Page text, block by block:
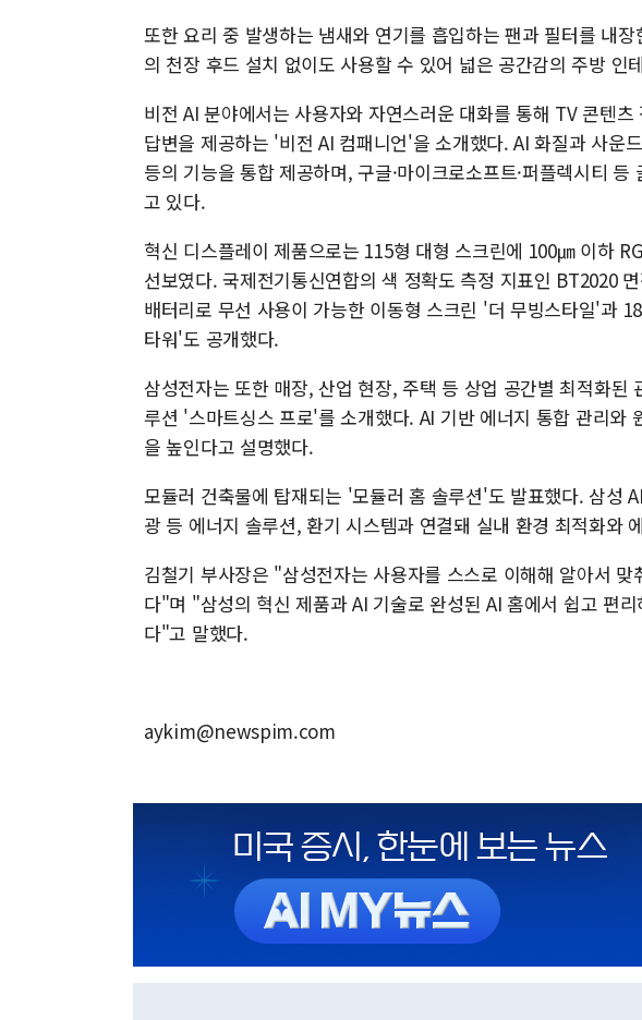
또한 요리 중 발생하는 냄새와 연기를 흡입하는 팬과 필터를 내
의 천장 후드 설치 없이도 사용할 수 있어 넓은 공간감의 주방 인
비전 AI 분야에서는 사용자와 자연스러운 대화를 통해 TV 콘텐
답변을 제공하는 '비전 AI 컴패니언'을 소개했다. AI 화질과 사운
등의 기능을 통합 제공하며, 구글·마이크로소프트·퍼플렉시티
고 있다.
혁신 디스플레이 제품으로는 115형 대형 스크린에 100㎛ 이하
선보였다. 국제전기통신연합의 색 정확도 측정 지표인 BT2020
배터리로 무선 사용이 가능한 이동형 스크린 '더 무빙스타일'과
타워'도 공개했다.
삼성전자는 또한 매장, 산업 현장, 주택 등 상업 공간별 최적화된
루션 '스마트싱스 프로'를 소개했다. AI 기반 에너지 통합 관리와
을 높인다고 설명했다.
모듈러 건축물에 탑재되는 '모듈러 홈 솔루션'도 발표했다. 삼성
광 등 에너지 솔루션, 환기 시스템과 연결돼 실내 환경 최적화와
김철기 부사장은 "삼성전자는 사용자를 스스로 이해해 알아서
다"며 "삼성의 혁신 제품과 AI 기술로 완성된 AI 홈에서 쉽고 편
다"고 말했다.
aykim@newspim.com